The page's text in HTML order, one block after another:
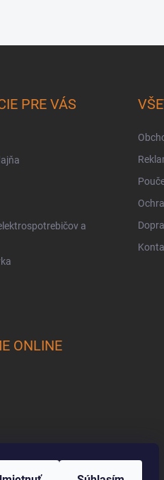
PRE VÁS
a
ONLINE